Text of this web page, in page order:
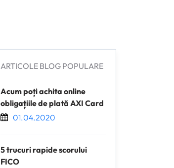
ARTICOLE BLOG POPULARE
Acum poți achita online
obligațiile de plată AXI Card
01.04.2020
5 trucuri rapide scorului
FICO